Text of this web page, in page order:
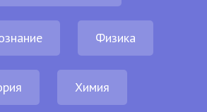
Физика
Химия